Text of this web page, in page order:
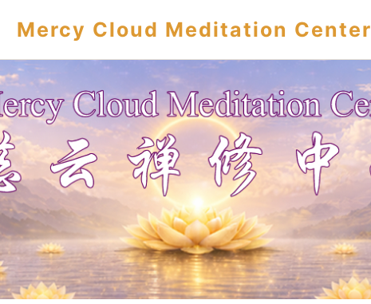
Mercy Cloud Meditation Center